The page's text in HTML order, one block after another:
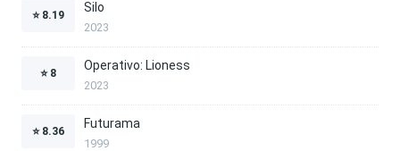
⭐ 8.19
Silo
2023
⭐ 8
Operativo: Lioness
2023
⭐ 8.36
Futurama
1999